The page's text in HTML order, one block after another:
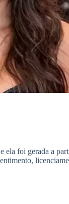
ela foi gerada a